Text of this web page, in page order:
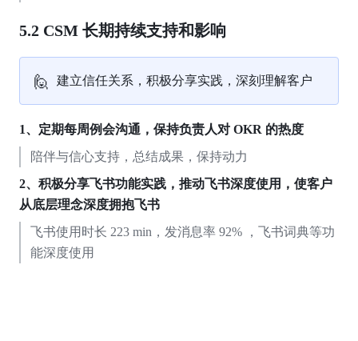
5.2 CSM 长期持续支持和影响
🙋 建立信任关系，积极分享实践，深刻理解客户
1、定期每周例会沟通，保持负责人对 OKR 的热度
陪伴与信心支持，总结成果，保持动力
2、积极分享飞书功能实践，推动飞书深度使用，使客户
从底层理念深度拥抱飞书
飞书使用时长 223 min，发消息率 92% ，飞书词典等功
能深度使用